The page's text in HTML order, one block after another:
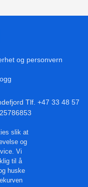
og personvern
Tlf. +47 33 48 57
slik at
og
Vi
til å
huske